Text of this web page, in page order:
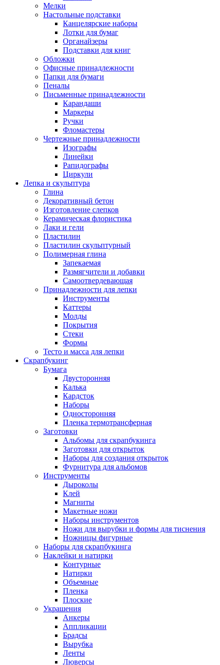
Мелки
Настольные подставки
Канцелярские наборы
Лотки для бумаг
Органайзеры
Подставки для книг
Обложки
Офисные принадлежности
Папки для бумаги
Пеналы
Письменные принадлежности
Карандаши
Маркеры
Ручки
Фломастеры
Чертежные принадлежности
Изографы
Линейки
Рапидографы
Циркули
Лепка и скульптура
Глина
Декоративный бетон
Изготовление слепков
Керамическая флористика
Лаки и гели
Пластилин
Пластилин скульптурный
Полимерная глина
Запекаемая
Размягчители и добавки
Самоотвердевающая
Принадлежности для лепки
Инструменты
Каттеры
Молды
Покрытия
Стеки
Формы
Тесто и масса для лепки
Скрапбукинг
Бумага
Двусторонняя
Калька
Кардсток
Наборы
Односторонняя
Пленка термотрансферная
Заготовки
Альбомы для скрапбукинга
Заготовки для открыток
Наборы для создания открыток
Фурнитура для альбомов
Инструменты
Дыроколы
Клей
Магниты
Макетные ножи
Наборы инструментов
Ножи для вырубки и формы для тиснения
Ножницы фигурные
Наборы для скрапбукинга
Наклейки и натирки
Контурные
Натирки
Объемные
Пленка
Плоские
Украшения
Анкеры
Аппликации
Брадсы
Вырубка
Ленты
Люверсы